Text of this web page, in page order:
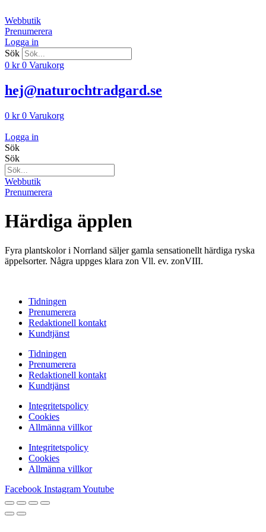
till
innehåll
Webbutik
Prenumerera
Logga in
Sök
0 kr 0 Varukorg
hej@naturochtradgard.se
0 kr 0 Varukorg
Logga in
Sök
Sök
Webbutik
Prenumerera
Härdiga äpplen
Fyra plantskolor i Norrland säljer gamla sensationellt härdiga ryska
äppelsorter. Några uppges klara zon Vll. ev. zonVIII.
Tidningen
Prenumerera
Redaktionell kontakt
Kundtjänst
Tidningen
Prenumerera
Redaktionell kontakt
Kundtjänst
Integritetspolicy
Cookies
Allmänna villkor
Integritetspolicy
Cookies
Allmänna villkor
Facebook InstagramYoutube